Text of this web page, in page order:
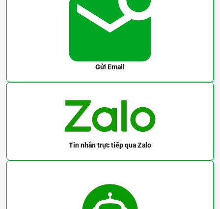
Gửi Email
Tin nhắn trực tiếpqua Zalo